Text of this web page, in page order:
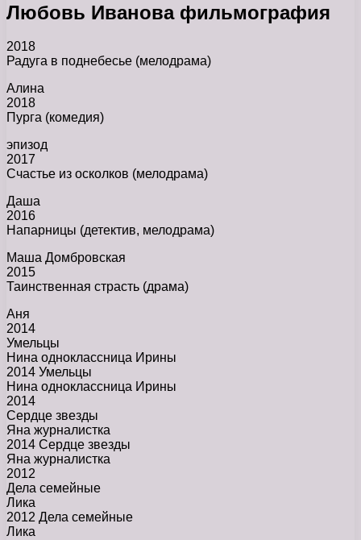
Любовь Иванова фильмография
2018
Радуга в поднебесье (мелодрама)
Алина
2018
Пурга (комедия)
эпизод
2017
Счастье из осколков (мелодрама)
Даша
2016
Напарницы (детектив, мелодрама)
Маша Домбровская
2015
Таинственная страсть (драма)
Аня
2014
Умельцы
Нина одноклассница Ирины
2014 Умельцы
Нина одноклассница Ирины
2014
Сердце звезды
Яна журналистка
2014 Сердце звезды
Яна журналистка
2012
Дела семейные
Лика
2012 Дела семейные
Лика